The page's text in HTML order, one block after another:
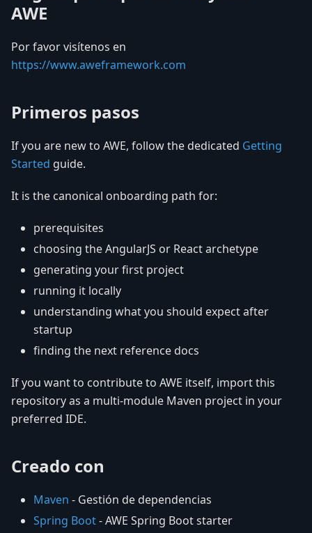
AWE
Por favor visítenos en
https://www.aweframework.com
Primeros pasos
If you are new to AWE, follow the dedicated Getting
Started guide.
It is the canonical onboarding path for:
prerequisites
choosing the AngularJS or React archetype
generating your first project
running it locally
understanding what you should expect after
startup
finding the next reference docs
If you want to contribute to AWE itself, import this
repository as a multi-module Maven project in your
preferred IDE.
Creado con
Maven - Gestión de dependencias
Spring Boot- AWE Spring Boot starter